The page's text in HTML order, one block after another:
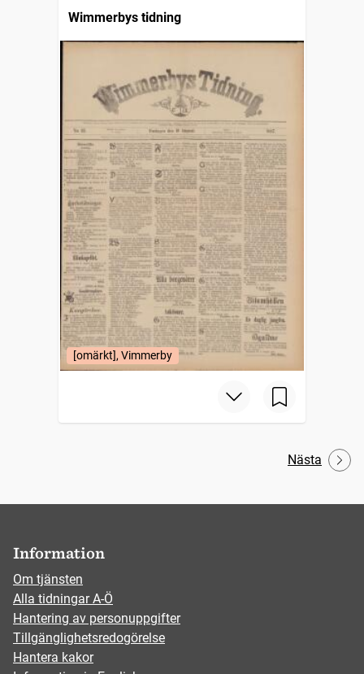
Wimmerbys tidning
[omärkt], Vimmerby
Nästa
Information
Om tjänsten
Alla tidningar A-Ö
Hantering av personuppgifter
Tillgänglighetsredogörelse
Hantera kakor